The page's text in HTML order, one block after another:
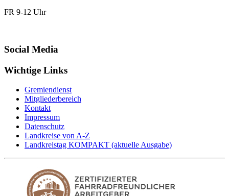
FR 9-12 Uhr
Social Media
Wichtige Links
Gremiendienst
Mitgliederbereich
Kontakt
Impressum
Datenschutz
Landkreise von A-Z
Landkreistag KOMPAKT (aktuelle Ausgabe)